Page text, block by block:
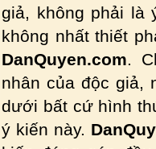
giả, không phải là
không nhất thiết
DanQuyen.com.
nhân của độc giả,
dưới bất cứ hình
ý kiến này.